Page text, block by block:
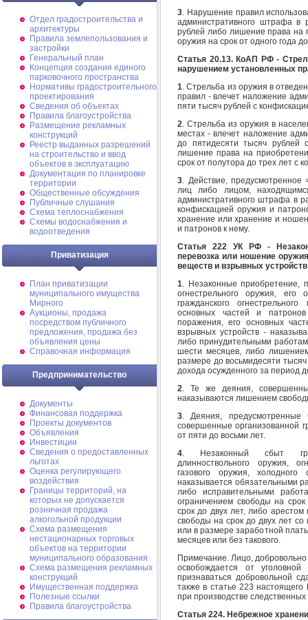
Отдел градостроительства и
архитектуры
Правила землепользования и
застройки
Генеральный план
Концепция создания единого
парковочного пространства
Нормативы градостроительного
проектирования
Сведения об объектах
Правила благоустройства
Размещение рекламных
конструкций
Реестр выданных разрешений
на строительство и ввод
объектов в эксплуатацию
Документация по планировке
территории
Общественные обсуждения
Публичные слушания
Схема теплоснабжения
Схемы водоснабжения и
водоотведения
Приватизация
План приватизации
муниципального имущества
Мирного
Аукционы, продажа
посредством публичного
предложения, продажа без
объявления цены
Справочная информация
Предпринимательство
Документы
Финансовая поддержка
Проекты документов
Объявления
Инвестиции
Сведения о предоставленных
льготах
Оценка регулирующего
воздействия
Границы территорий, на
которых не допускается
розничная продажа
алкогольной продукции
Схема размещения
нестационарных торговых
объектов на территории
муниципального образования
Схема размещения рекламных
конструкций
Имущественная поддержка
Полезные ссылки
Правила благоустройства
3 . Нарушение правил
административного штрафа в
рублей либо лишение права на
оружия на срок от одного года
Статья 20.13. КоАП РФ -
нарушением установленных
1 . Стрельба из оружия в
правил - влечет наложение
пяти тысяч рублей с
2 . Стрельба из оружия в
местах - влечет наложение
до пятидесяти тысяч
лишение права на
срок от полутора до трех лет с
3 . Действие,
лиц либо лицом,
административного штрафа в
конфискацией оружия и
хранение или хранение и
и патронов к нему.
Статья 222 УК РФ -
перевозка или ношение
веществ и взрывных устройств
1 . Незаконные приобретение,
огнестрельного оружия, его
гражданского
основных частей и патронов
поражения, его основных
взрывных устройств -
либо принудительными
шести месяцев, либо
размере до восьмидесяти
дохода осужденного за период
2 . Те же деяния,
наказываются лишением
3 . Деяния,
совершенные организованной
от пяти до восьми лет.
4 . Незаконный сбыт
длинноствольного оружия,
газового оружия,
наказывается обязательными
либо исправительными
ограничением свободы на
срок до двух лет, либо
свободы на срок до двух лет
или в размере заработной
месяцев или без такового.
Примечание. Лицо,
освобождается от
признаваться добровольной
также в статье 223
при производстве
Статья 224. Небрежное